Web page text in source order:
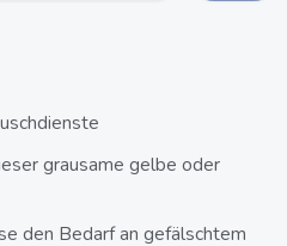
grausame gelbe oder
den Bedarf an gefälschtem